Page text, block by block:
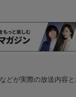
どが実際の放送内容